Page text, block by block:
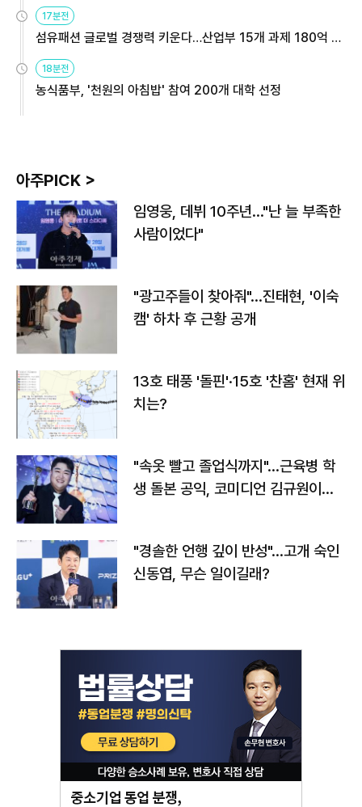
17분전
섬유패션 글로벌 경쟁력 키운다…산업부 15개 과제 180억 지
18분전
농식품부, '천원의 아침밥' 참여 200개 대학 선정
아주PICK >
임영웅, 데뷔 10주년…"난 늘 부족한
사람이었다"
"광고주들이 찾아줘"…진태현, '이숙
캠' 하차 후 근황 공개
13호 태풍 '돌핀'·15호 '찬홈' 현재 위
치는?
"속옷 빨고 졸업식까지"…근육병 학
생 돌본 공익, 코미디언 김규원이었
"경솔한 언행 깊이 반성"…고개 숙인
신동엽, 무슨 일이길래?